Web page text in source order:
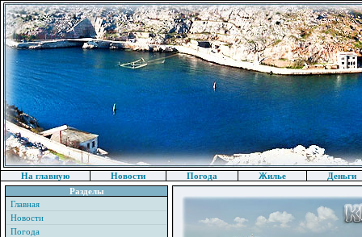
На главную Новости Погода Жилье
Деньги
Разделы
Главная
Новости
Погода